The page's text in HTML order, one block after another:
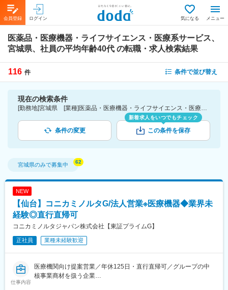
会員登録 ログイン 気になる メニュー
医薬品・医療機器・ライフサイエンス・医療系サービス、
宮城県、社員の平均年齢40代 の転職・求人検索結果
116 件 条件で並び替え
現在の検索条件
[勤務地]宮城県 [業種]医薬品・医療機器・ライフサイエンス・医療系サービス [詳細条件](社員の平均年齢)40代
条件の変更
新着求人をいつでもチェック
この条件を保存
宮城県のみで募集中
NEW
【仙台】コニカミノルタG/法人営業※医療機器◆業界未
経験◎直行直帰可
コニカミノルタジャパン株式会社【東証プライムG】
正社員 業種未経験歓迎
仕事内容
医療機関向け提案営業／年休125日・直行直帰可／グループの中
核事業商材を扱う企業